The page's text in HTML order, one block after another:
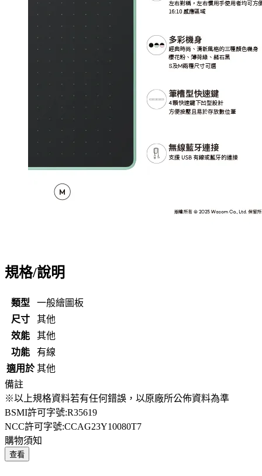
規格/說明
類型
一般繪圖板
尺寸
其他
效能
其他
功能
有線
適用於 其他
備註
※以上規格資料若有任何錯誤，以原廠所公佈資料為準
BSMI許可字號:R35619
NCC許可字號:CCAG23Y10080T7
購物須知
查看